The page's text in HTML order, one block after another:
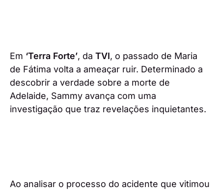
Em ‘Terra Forte’, da TVI, o passado de Maria
de Fátima volta a ameaçar ruir. Determinado a
descobrir a verdade sobre a morte de
Adelaide, Sammy avança com uma
investigação que traz revelações inquietantes.
Ao analisar o processo do acidente que vitimou